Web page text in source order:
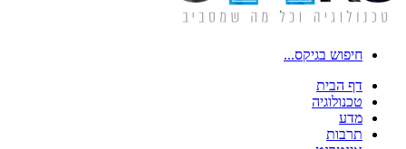
חיפוש בגיקס...
דף הבית
טכנולוגיה
מדע
תרבות